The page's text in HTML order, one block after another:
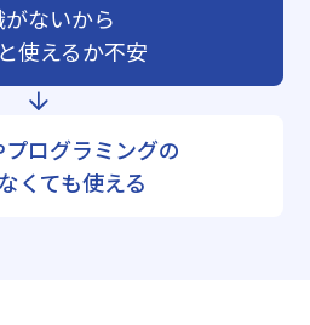
がないから
使えるか不安
ログラミングの
くても使える